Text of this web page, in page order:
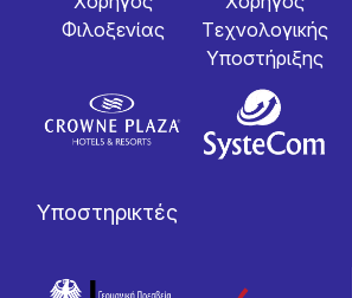
Φιλοξενίας
Tεχνολογικής
Yποστήριξης
Υποστηρικτές